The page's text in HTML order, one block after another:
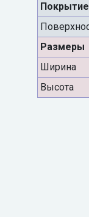
Покрытие
Размеры
Ширина
Высота